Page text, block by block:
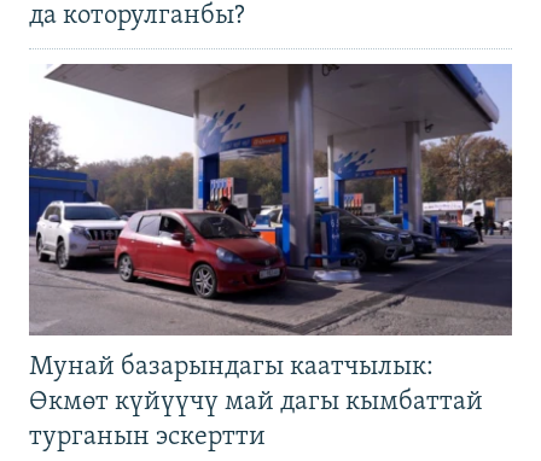
да которулганбы?
Мунай базарындагы каатчылык:
Өкмөт күйүүчү май дагы кымбаттай
турганын эскертти